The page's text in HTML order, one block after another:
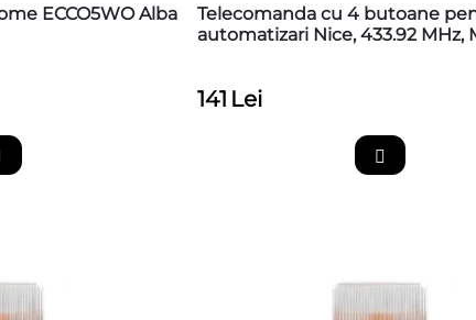
ECCO5WO Alba
Telecomanda cu 4 butoane
automatizari Nice, 433.92 MHz,
141 Lei